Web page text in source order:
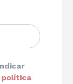
política